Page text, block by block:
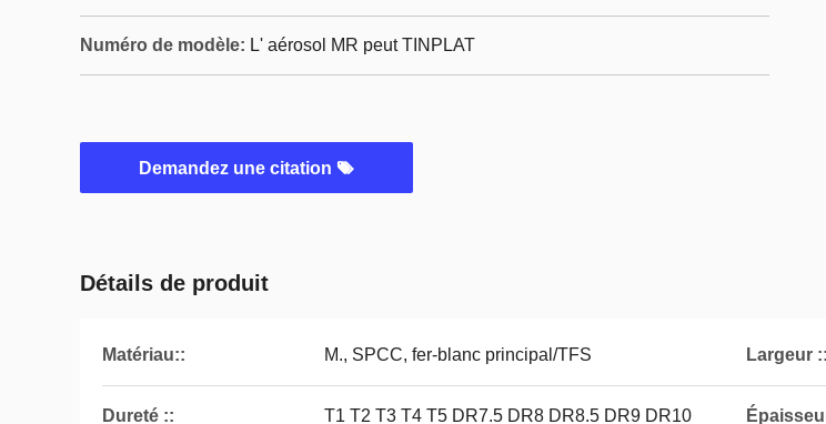
Numéro de modèle: L' aérosol MR peut TINPLAT
Demandez une citation
Détails de produit
Matériau:: M., SPCC, fer-blanc principal/TFS Largeur ::
Dureté :: T1 T2 T3 T4 T5 DR7.5 DR8 DR8.5 DR9 DR10